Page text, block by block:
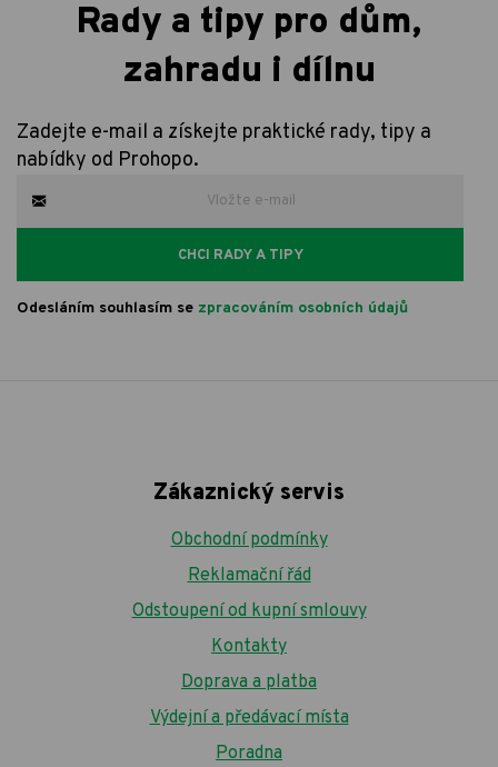
Rady a tipy pro dům,
zahradu i dílnu
Zadejte e-mail a získejte praktické rady, tipy a
nabídky od Prohopo.
CHCI RADY A TIPY
Odesláním souhlasím se zpracováním osobních údajů
Zákaznický servis
Obchodní podmínky
Reklamační řád
Odstoupení od kupní smlouvy
Kontakty
Doprava a platba
Výdejní a předávací místa
Poradna